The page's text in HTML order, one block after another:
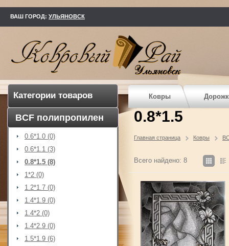
ВАШ ГОРОД: УЛЬЯНОВСК
Категории товаров Ковры
BCF полипропилен
0.6*1.0 (0)
0.6*1.1 (3)
0.8*1.5 (8)
1*2 (0)
1.2*1.7 (0)
1.4*1.9 (0)
1.4*2 (0)
1.4*2.9 (0)
1.5*1.9 (6)
0.8*1.5
Главная страница Ковры
Всего найдено: 8